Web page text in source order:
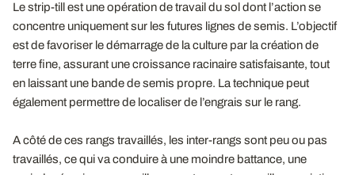
Le strip-till est une opération de travail du sol dont l’action se
concentre uniquement sur les futures lignes de semis. L’objectif
est de favoriser le démarrage de la culture par la création de
terre fine, assurant une croissance racinaire satisfaisante, tout
en laissant une bande de semis propre. La technique peut
également permettre de localiser de l’engrais sur le rang.
A côté de ces rangs travaillés, les inter-rangs sont peu ou pas
travaillés, ce qui va conduire à une moindre battance, une